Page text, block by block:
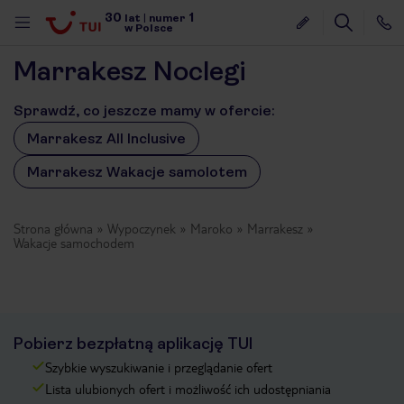
30 lat numer 1
w Polsce
Marrakesz Noclegi
Sprawdź, co jeszcze mamy w ofercie:
Marrakesz All Inclusive
Marrakesz Wakacje samolotem
Strona główna Wypoczynek Maroko
Marrakesz
Wakacje samochodem
Pobierz bezpłatną aplikację TUI
Szybkie wyszukiwanie i przeglądanie ofert
Lista ulubionych ofert i możliwość ich udostępniania